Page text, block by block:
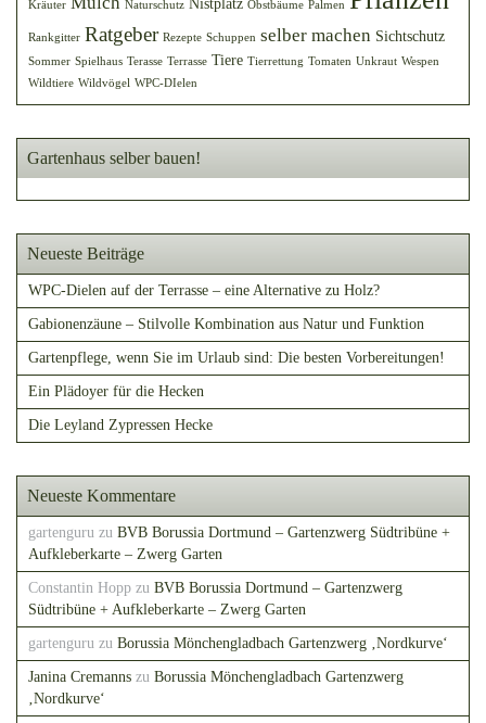
Kräuter Naturschutz Obstbäume Palmen
Rankgitter Ratgeber Rezepte Schuppen selber machen Sichtschutz
Sommer Spielhaus Terasse Terrasse Tiere Tierrettung Tomaten Unkraut Wespen
Wildtiere Wildvögel WPC-DIelen
Gartenhaus selber bauen!
Neueste Beiträge
WPC-Dielen auf der Terrasse – eine Alternative zu Holz?
Gabionenzäune – Stilvolle Kombination aus Natur und Funktion
Gartenpflege, wenn Sie im Urlaub sind: Die besten Vorbereitungen!
Ein Plädoyer für die Hecken
Die Leyland Zypressen Hecke
Neueste Kommentare
gartenguru zu BVB Borussia Dortmund – Gartenzwerg Südtribüne +
Aufkleberkarte – Zwerg Garten
Constantin Hopp zu BVB Borussia Dortmund – Gartenzwerg
Südtribüne + Aufkleberkarte – Zwerg Garten
gartenguru zu Borussia Mönchengladbach Gartenzwerg ‚Nordkurve‘
Janina Cremanns zu Borussia Mönchengladbach Gartenzwerg
‚Nordkurve‘